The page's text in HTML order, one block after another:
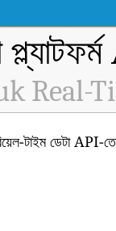
Real-
ডেটা API-তে